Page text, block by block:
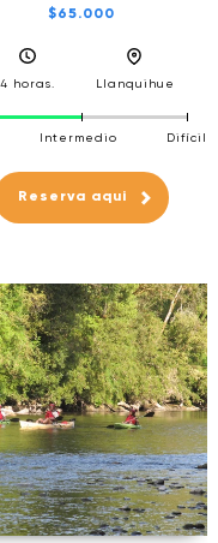
- Ruta origen del
$65.000
4 horas. Llanquihue
Intermedio Difícil
Reserva aqui